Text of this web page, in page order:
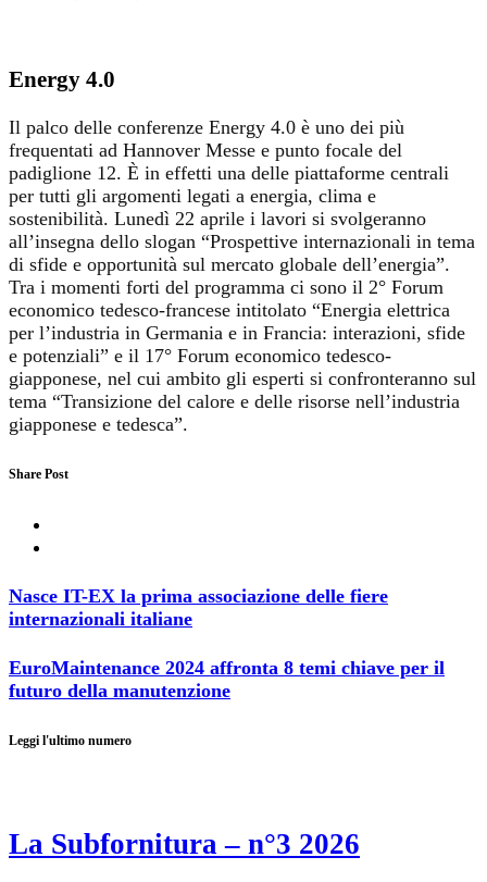
Energy 4.0
Il palco delle conferenze Energy 4.0 è uno dei più
frequentati ad Hannover Messe e punto focale del
padiglione 12. È in effetti una delle piattaforme centrali
per tutti gli argomenti legati a energia, clima e
sostenibilità. Lunedì 22 aprile i lavori si svolgeranno
all’insegna dello slogan “Prospettive internazionali in tema
di sfide e opportunità sul mercato globale dell’energia”.
Tra i momenti forti del programma ci sono il 2° Forum
economico tedesco-francese intitolato “Energia elettrica
per l’industria in Germania e in Francia: interazioni, sfide
e potenziali” e il 17° Forum economico tedesco-
giapponese, nel cui ambito gli esperti si confronteranno sul
tema “Transizione del calore e delle risorse nell’industria
giapponese e tedesca”.
Share Post
Nasce IT-EX la prima associazione delle fiere
internazionali italiane
EuroMaintenance 2024 affronta 8 temi chiave per il
futuro della manutenzione
Leggi l'ultimo numero
La Subfornitura – n°3 2026